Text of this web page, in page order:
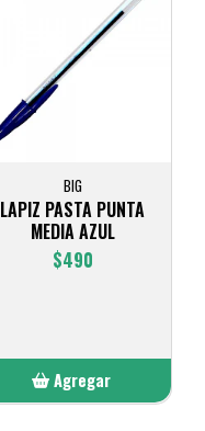
BIG
LAPIZ PASTA PUNTA
MEDIA AZUL
$490
Agregar